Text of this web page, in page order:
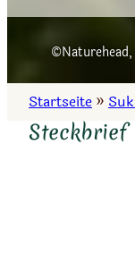
Startseite »
Steckbrief